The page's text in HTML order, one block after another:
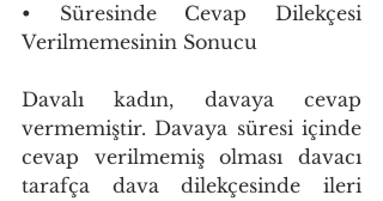
• Süresinde Cevap Dilekçesi
Verilmemesinin Sonucu
Davalı kadın, davaya cevap
vermemiştir. Davaya süresi içinde
cevap verilmemiş olması davacı
tarafça dava dilekçesinde ileri